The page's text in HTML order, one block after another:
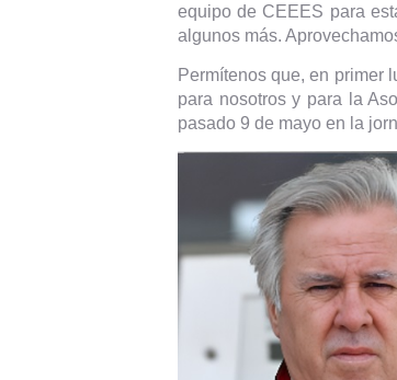
equipo de CEEES para
algunos más.
Permítenos que, en primer
para nosotros y para la
pasado 9 de mayo en la